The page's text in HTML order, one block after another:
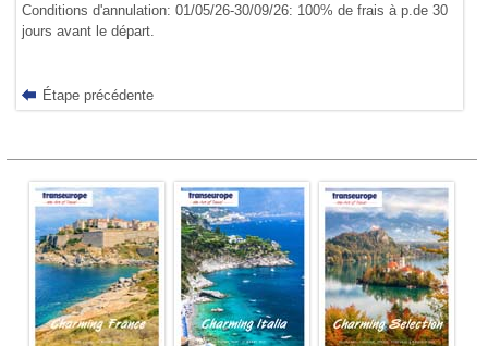
Conditions d'annulation: 01/05/26-30/09/26: 100% de frais à p.de 30
jours avant le départ.
Étape précédente